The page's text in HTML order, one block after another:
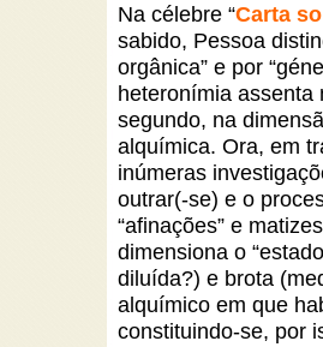
Na célebre “Carta
sabido, Pessoa
orgânica” e por
heteronímia assenta
segundo, na
alquímica. Ora, em
inúmeras
outrar(-se) e o
“afinações” e
dimensiona o
diluída?) e brota
alquímico em que
constituindo-se, por